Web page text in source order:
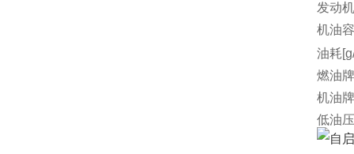
发动
机油
油耗
燃油
机油
低油
可选